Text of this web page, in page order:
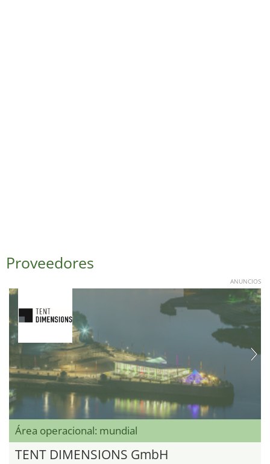
Proveedores
ANUNCIOS
Área operacional: mundial
TENT DIMENSIONS GmbH